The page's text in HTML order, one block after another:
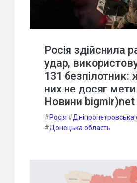
Росія здійснила
удар,
131 безпілотник:
них не досяг
Новини bigmir)net
#Росія #Дніпропетровська
#Донецька область